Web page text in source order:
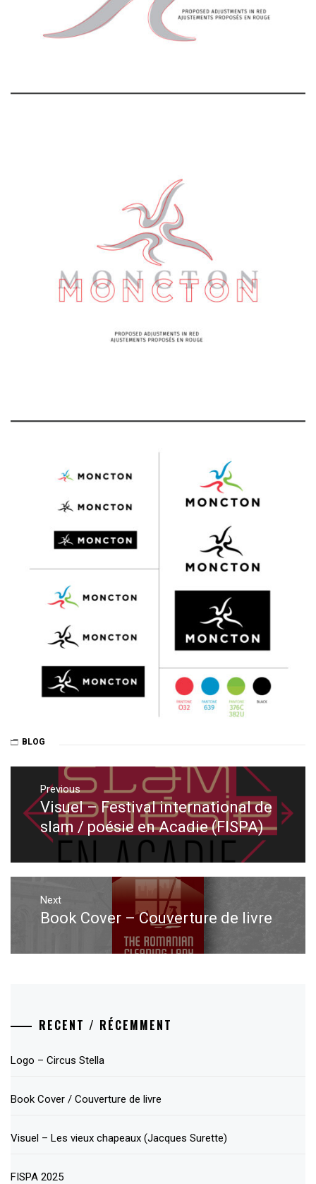
BLOG
Post
navigation
Previous
Previous
post:
Visuel – Festival international de
slam / poésie en Acadie (FISPA)
Next
Next
Book Cover – Couverture de livre
RECENT / RÉCEMMENT
Logo – Circus Stella
Book Cover / Couverture de livre
Visuel – Les vieux chapeaux (Jacques Surette)
FISPA 2025